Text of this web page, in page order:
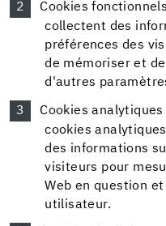
Cookies
collectent des
préférences des
de mémoriser et
d'autres
Cookies
cookies
des informations
visiteurs pour
Web en question
utilisateur.